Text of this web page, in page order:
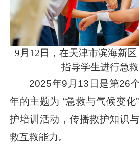
9月12日，在天津市滨海新
指导学生进行急救
2025年9月13日是第26
年的主题为 “急救与气候变化
护培训活动，传播救护知识
救互救能力。